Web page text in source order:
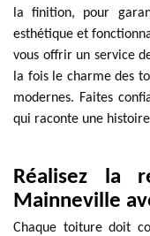
la finition, pour
esthétique et
vous offrir un service
la fois le charme des
modernes. Faites
qui raconte une
Réalisez la
Mainneville
Chaque toiture doit